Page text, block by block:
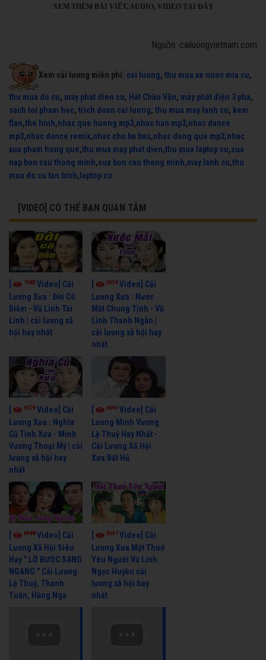
XEM THÊM BÀI VIẾT, AUDIO, VIDEO TẠI ĐÂY
Nguồn: cailuongvietnam.com
Xem cải lương miễn phí: cai luong, thu mua xe nuoc mia cu,
thu mua do cu, may phat dien cu, Hát Chầu Văn, máy phát điện 3 pha,
sach toi pham hoc, trich doan cai luong, thu mua may lanh cu, kem
flan,the hinh,nhac que huong mp3,nhac han mp3,nhac dance
mp3,nhac dance remix,nhac cho ba bau,nhac dong que mp3,nhac
xua pham hong que,thu mua may phat dien,thu mua laptop cu,sua
nap bon cau thong minh,sua bon cau thong minh,may lanh cu,thu
mua do cu tan binh, laptop cu
[VIDEO] CÓ THỂ BẠN QUAN TÂM
7683 Video] Cải
Lương Xưa : Đời Cô
Diễm - Vũ Linh Tài
Linh | cải lương xã
hội hay nhất
6934Video] Cải
Lương Xưa : Nước
Mắt Chung Tình - Vũ
Linh Thanh Ngân |
cải lương xã hội hay
nhất
6079 Video] Cải
Lương Xưa : Nghĩa
Cũ Tình Xưa - Minh
Vương Thoại Mỹ | cải
lương xã hội hay
nhất
6696Video] Cải
Lương Minh Vương
Lệ Thuỷ Hay Nhất -
Cải Lương Xã Hội
Xưa Bất Hủ
6988Video] Cải
Lương Xã Hội Siêu
Hay " LỠ BƯỚC SANG
NGANG " Cải Lương
Lệ Thuỷ, Thanh
Tuấn, Hồng Nga
6397Video] Cải
Lương Xưa Một Thuở
Yêu Người Vũ Linh
Ngọc Huyền cải
lương xã hội hay
nhất